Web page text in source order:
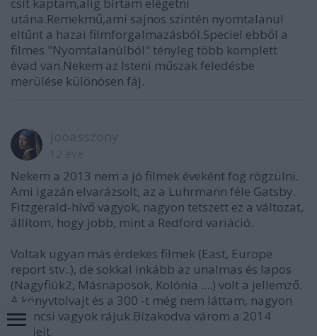
utána.Remekmű,ami sajnos szintén nyomtalanul
eltűnt a hazai filmforgalmazásból.Speciel ebből a
filmes "Nyomtalanúlból" tényleg több komplett
évad van.Nekem az Isteni műszak feledésbe
merülése különösen fáj.
Nekem a 2013 nem a jó filmek éveként fog rögzülni.
Ami igazán elvarázsolt, az a Luhrmann féle Gatsby.
Fitzgerald-hívő vagyok, nagyon tetszett ez a változat,
állítom, hogy jobb, mint a Redford variáció.
Voltak ugyan más érdekes filmek (East, Europe
report stv..), de sokkal inkább az unalmas és lapos
(Nagyfiúk2, Másnaposok, Kolónia ....) volt a jellemző.
A könyvtolvajt és a 300 -t még nem láttam, nagyon
kíváncsi vagyok rájuk.Bízakodva várom a 2014
filmjeit.